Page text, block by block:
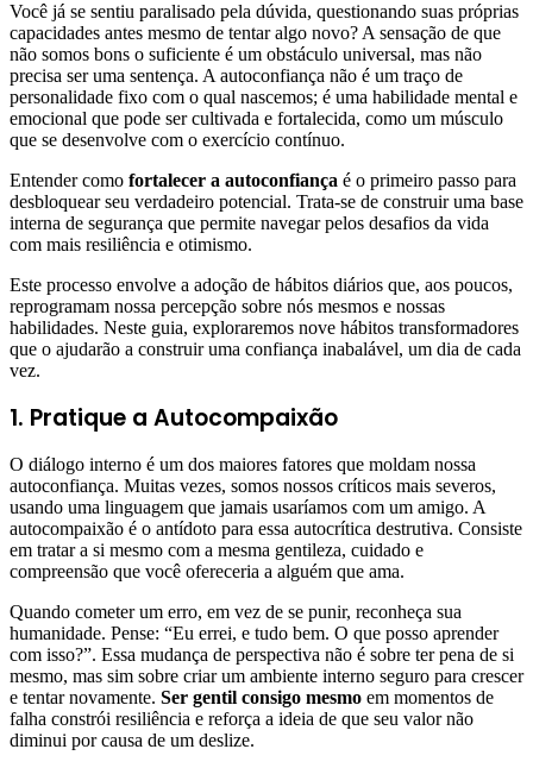
Você já se sentiu paralisado pela dúvida, questionando suas próprias
capacidades antes mesmo de tentar algo novo? A sensação de que
não somos bons o suficiente é um obstáculo universal, mas não
precisa ser uma sentença. A autoconfiança não é um traço de
personalidade fixo com o qual nascemos; é uma habilidade mental e
emocional que pode ser cultivada e fortalecida, como um músculo
que se desenvolve com o exercício contínuo.
Entender como fortalecer a autoconfiança é o primeiro passo para
desbloquear seu verdadeiro potencial. Trata-se de construir uma base
interna de segurança que permite navegar pelos desafios da vida
com mais resiliência e otimismo.
Este processo envolve a adoção de hábitos diários que, aos poucos,
reprogramam nossa percepção sobre nós mesmos e nossas
habilidades. Neste guia, exploraremos nove hábitos transformadores
que o ajudarão a construir uma confiança inabalável, um dia de cada
vez.
1. Pratique a Autocompaixão
O diálogo interno é um dos maiores fatores que moldam nossa
autoconfiança. Muitas vezes, somos nossos críticos mais severos,
usando uma linguagem que jamais usaríamos com um amigo. A
autocompaixão é o antídoto para essa autocrítica destrutiva. Consiste
em tratar a si mesmo com a mesma gentileza, cuidado e
compreensão que você ofereceria a alguém que ama.
Quando cometer um erro, em vez de se punir, reconheça sua
humanidade. Pense: “Eu errei, e tudo bem. O que posso aprender
com isso?”. Essa mudança de perspectiva não é sobre ter pena de si
mesmo, mas sim sobre criar um ambiente interno seguro para crescer
e tentar novamente. Ser gentil consigo mesmo em momentos de
falha constrói resiliência e reforça a ideia de que seu valor não
diminui por causa de um deslize.